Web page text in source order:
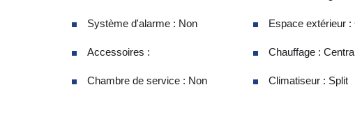
Système d'alarme : Non
Accessoires :
Chambre de service : Non
Espace extérieur :
Chauffage :
Climatiseur : Split